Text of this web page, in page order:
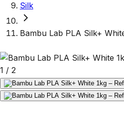
Silk
Bambu Lab PLA Silk+
1 / 2